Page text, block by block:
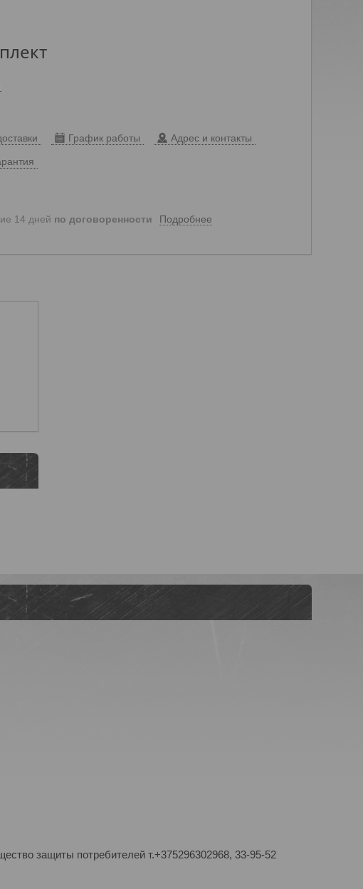
График работы Адрес и контакты
14 дней по договоренности Подробнее
защиты потребителей т.+375296302968, 33-95-52